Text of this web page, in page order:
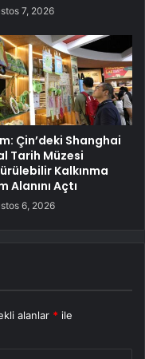
7, 2026
Çin’deki Shanghai
Tarih Müzesi
Kalkınma
Alanını Açtı
6, 2026
alanlar * ile